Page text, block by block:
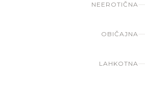
NEEROTIČNA
OBIČAJNA
LAHKOTNA